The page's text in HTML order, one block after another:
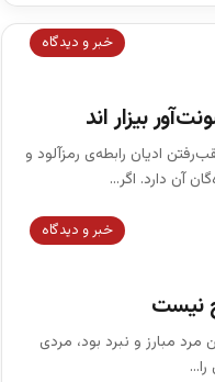
خبر و دیدگاه
بیزار اند
ادیان رابطه‌ی رمزآلود و
آن دارد. اگر…
خبر و دیدگاه
نیست
مبارز و نبرد بود، مردی